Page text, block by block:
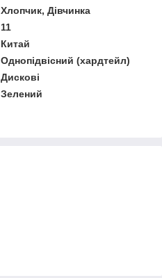
Хлопчик, Дівчинка
11
Китай
Однопідвісний (хардтейл)
Дискові
Зелений